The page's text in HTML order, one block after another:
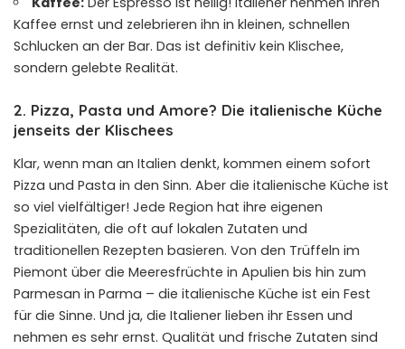
Kaffee ernst und zelebrieren ihn in kleinen, schnellen
Schlucken an der Bar. Das ist definitiv kein Klischee,
sondern gelebte Realität.
2. Pizza, Pasta und Amore? Die italienische Küche
jenseits der Klischees
Klar, wenn man an Italien denkt, kommen einem sofort
Pizza und Pasta in den Sinn. Aber die italienische Küche ist
so viel vielfältiger! Jede Region hat ihre eigenen
Spezialitäten, die oft auf lokalen Zutaten und
traditionellen Rezepten basieren. Von den Trüffeln im
Piemont über die Meeresfrüchte in Apulien bis hin zum
Parmesan in Parma – die italienische Küche ist ein Fest
für die Sinne. Und ja, die Italiener lieben ihr Essen und
nehmen es sehr ernst. Qualität und frische Zutaten sind